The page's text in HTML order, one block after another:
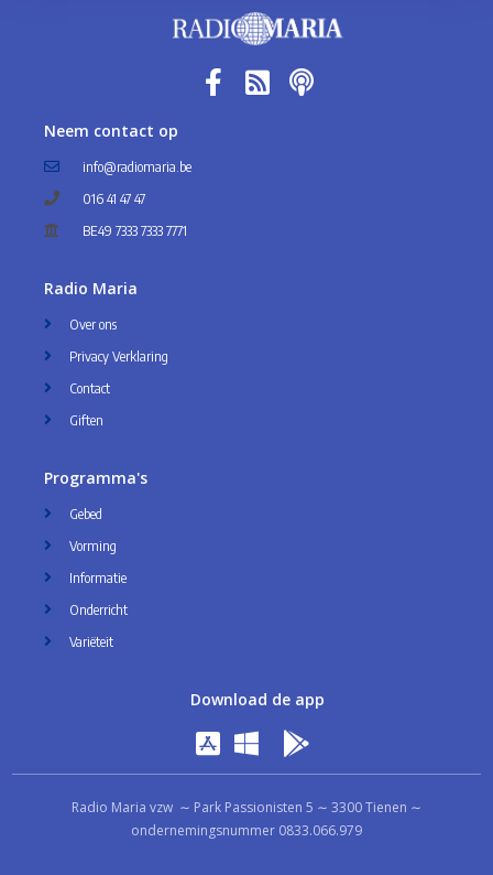
Neem contact op
info@radiomaria.be
016 41 47 47
BE49 7333 7333 7771
Radio Maria
Over ons
Privacy Verklaring
Contact
Giften
Programma's
Gebed
Vorming
Informatie
Onderricht
Variëteit
Download de app
Radio Maria vzw ∼ Park Passionisten 5 ∼ 3300 Tienen ∼
ondernemingsnummer 0833.066.979